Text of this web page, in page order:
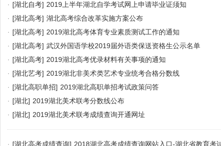
· [湖北自考] 2019上半年湖北自学考试网上申请毕业证须知
· [湖北高考] 湖北高考综合改革实施方案公布
· [湖北高考] 2019湖北高考体育专业素质测试工作的通知
· [湖北高考] 武汉外国语学校2019届外语类保送资格生公示名单
· [湖北高考] 2019湖北高考优录材料有关事项的通知
· [湖北艺考] 2019湖北非美术类艺术专业统考合格分数线
· [湖北高职单招] 2019湖北高职单招考试政策问答
· [湖北] 2019湖北美术联考分数线公布
· [湖北] 2019湖北美术联考成绩查询开通网址
· [湖北高考成绩查询] 2018湖北高考成绩查询网站入口-湖北省教育考